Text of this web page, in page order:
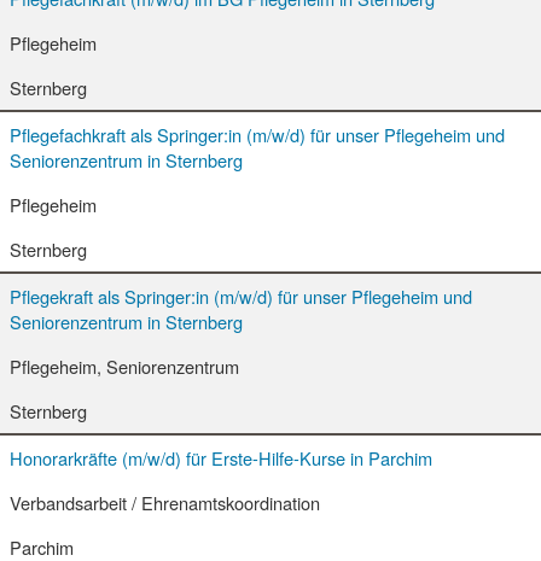
Pflegeheim
Sternberg
Pflegefachkraft als Springer:in (m/w/d) für unser Pflegeheim und
Seniorenzentrum in Sternberg
Pflegeheim
Sternberg
Pflegekraft als Springer:in (m/w/d) für unser Pflegeheim und
Seniorenzentrum in Sternberg
Pflegeheim, Seniorenzentrum
Sternberg
Honorarkräfte (m/w/d) für Erste-Hilfe-Kurse in Parchim
Verbandsarbeit / Ehrenamtskoordination
Parchim